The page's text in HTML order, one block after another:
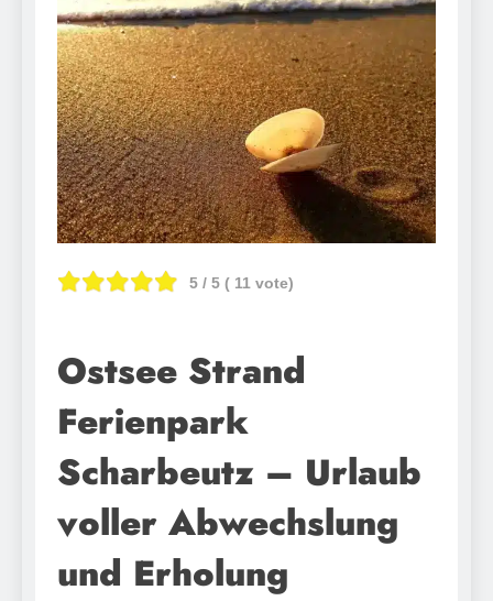
5 / 5 ( 11 vote)
Ostsee Strand
Ferienpark
Scharbeutz – Urlaub
voller Abwechslung
und Erholung